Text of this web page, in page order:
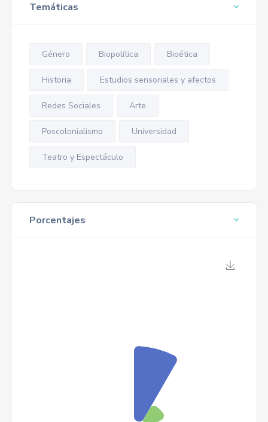
Temáticas
Género Biopolítica Bioética
Historia Estudios sensoriales y afectos
Redes Sociales Arte
Poscolonialismo Universidad
Teatro y Espectáculo
Porcentajes